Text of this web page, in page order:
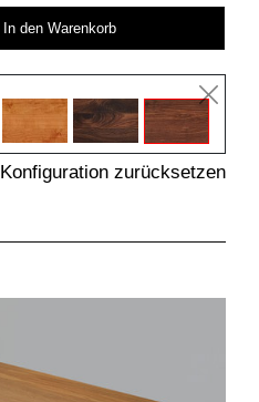
In den Warenkorb
Konfiguration zurücksetzen